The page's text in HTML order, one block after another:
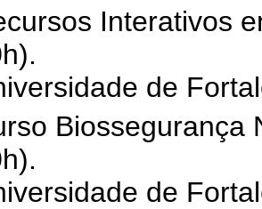
Interativos
de
Biossegurança
de